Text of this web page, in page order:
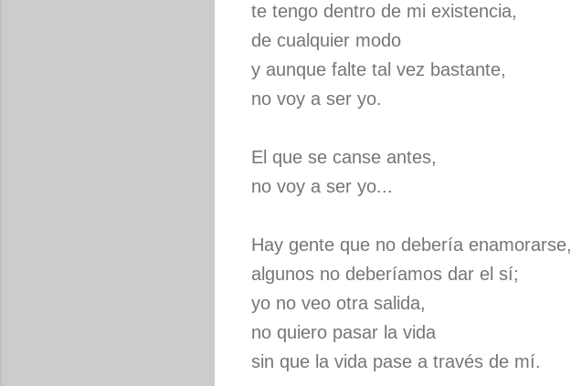
te tengo dentro de mi existencia,
de cualquier modo
y aunque falte tal vez bastante,
no voy a ser yo.
El que se canse antes,
no voy a ser yo...
Hay gente que no debería enamorarse,
algunos no deberíamos dar el sí;
yo no veo otra salida,
no quiero pasar la vida
sin que la vida pase a través de mí.